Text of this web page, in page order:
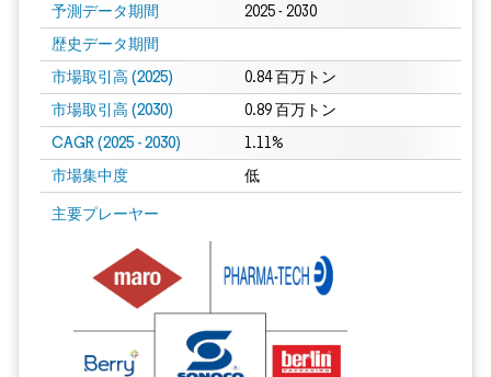
予測データ期間 2025 - 2030
歴史データ期間
市場取引高 (2025)
0.84 百万トン
市場取引高 (2030) 0.89 百万トン
CAGR (2025 - 2030) 1.11%
市場集中度 低
主要プレーヤー